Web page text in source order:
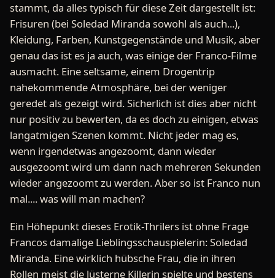
stammt, da alles typisch für diese Zeit dargestellt ist:
Frisuren (bei Soledad Miranda sowohl als auch...),
Kleidung, Farben, Kunstgegenstände und Musik, aber
genau das ist es ja auch, was einige der Franco-Filme
ausmacht. Eine seltsame, einem Drogentrip
nahekommende Atmosphäre, bei der weniger
geredet als gezeigt wird. Sicherlich ist dies aber nicht
nur positiv zu bewerten, da es doch zu einigen, etwas
langatmigen Szenen kommt. Nicht jeder mag es,
wenn irgendetwas angezoomt, dann wieder
ausgezoomt wird um dann nach mehreren Sekunden
wieder angezoomt zu werden. Aber so ist Franco nun
mal.... was will man machen?
Ein Höhepunkt dieses Erotik-Thrilers ist ohne Frage
Francos damalige Lieblingsschauspielerin: Soledad
Miranda. Eine wirklich hübsche Frau, die in ihren
Rollen meist die lüsterne Killerin spielte und bestens